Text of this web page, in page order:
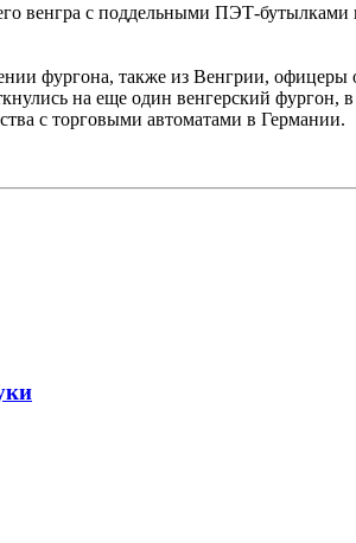
венгра с поддельными ПЭТ-бутылками
фургона, также из Венгрии, офицеры
на еще один венгерский
с торговыми автоматами в Германии.